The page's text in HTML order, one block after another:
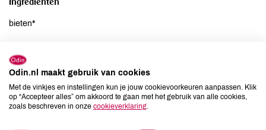
bieten*
Allergenen
Aardnoten
niet aanwezig
Ei
niet aanwezig
Gluten
niet aanwezig
Odin.nl maakt gebruik van cookies
Met de vinkjes en instellingen kun je jouw cookievoorkeuren aanpassen. Klik
op “Accepteer alles” om akkoord te gaan met het gebruik van alle cookies,
zoals beschreven in onze cookieverklaring